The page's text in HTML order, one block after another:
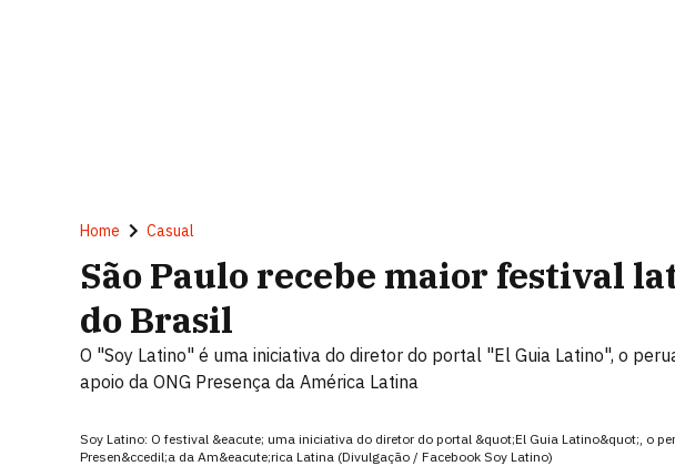
Home Casual
São Paulo recebe maior festival
do Brasil
O "Soy Latino" é uma iniciativa do diretor do portal "El Guia Latino", o
apoio da ONG Presença da América Latina
Soy Latino: O festival &eacute; uma iniciativa do diretor do portal &quot;El Guia Latino&quot;, o
Presen&ccedil;a da Am&eacute;rica Latina (Divulgação / Facebook Soy Latino)